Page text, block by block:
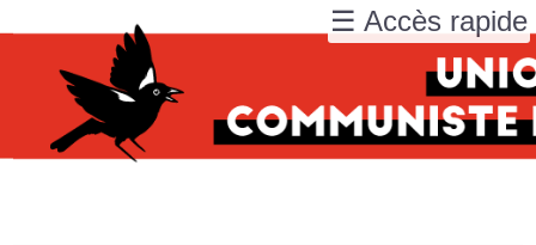
☰ Accès rapide